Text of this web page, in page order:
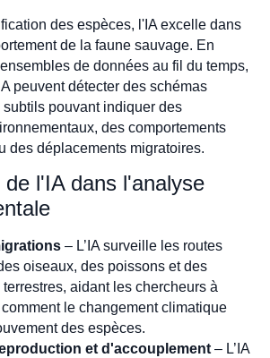
des espèces, l'IA excelle dans
de la faune sauvage. En
de données au fil du temps,
peuvent détecter des schémas
pouvant indiquer des
des comportements
des déplacements migratoires.
l'IA dans l'analyse
– L’IA surveille les routes
oiseaux, des poissons et des
terrestres, aidant les chercheurs à
le changement climatique
des espèces.
et d'accouplement – L’IA